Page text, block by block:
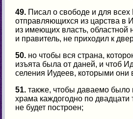
49. Писал о свободе и для всех
отправляющихся из царства в
из имеющих власть, областной
и правитель, не приходил к
50. но чтобы вся страна,
изъята была от даней, и чтоб
селения Иудеев, которыми они
51. также, чтобы даваемо было
храма каждогодно по двадцати
не будет построен;